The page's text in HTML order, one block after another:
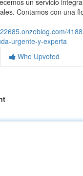
un servicio
Contamos con una
urgente-y-experta
Who Upvoted